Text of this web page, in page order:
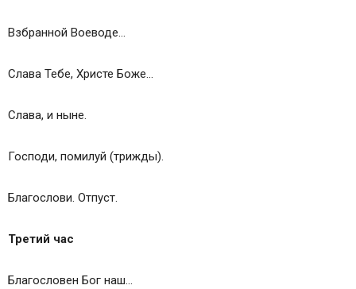
Взбранной Воеводе…
Слава Тебе, Христе Боже…
Слава, и ныне.
Господи, помилуй (трижды).
Благослови. Отпуст.
Третий час
Благословен Бог наш…